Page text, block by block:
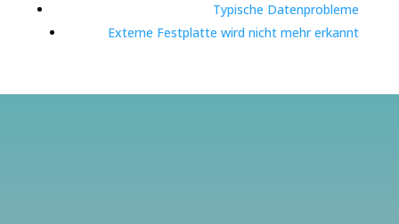
Typische Datenprobleme
Externe Festplatte wird nicht mehr erkannt